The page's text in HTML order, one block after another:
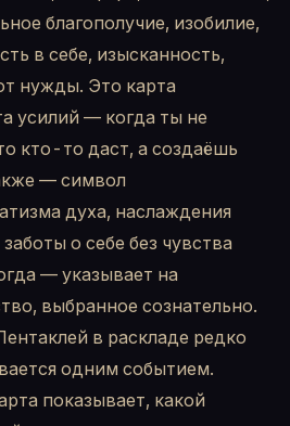
благополучие, изобилие,
в себе, изысканность,
нужды. Это карта
усилий — когда ты не
кто-то даст, а создаёшь
— символ
духа, наслаждения
о себе без чувства
— указывает на
выбранное сознательно.
в раскладе редко
одним событием.
показывает, какой